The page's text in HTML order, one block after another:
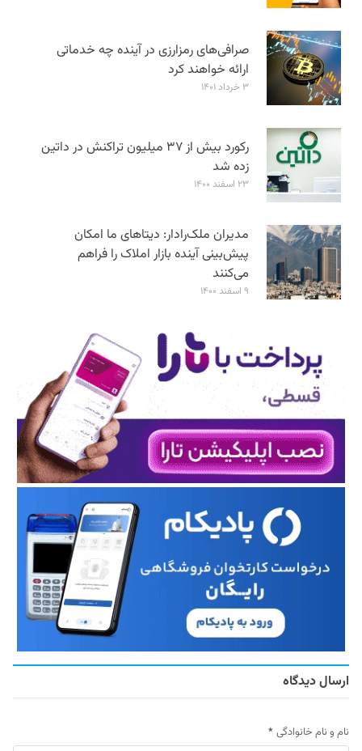
صرافی‌های رمزارزی در آینده چه خدماتی
ارائه خواهند کرد
۳ خرداد ۱۴۰۱
رکورد بیش از ۳۷ میلیون تراکنش در داتین
زده شد
۲۳ اسفند ۱۴۰۰
مدیران ملک‌رادار: دیتاهای ما امکان
پیش‌بینی آینده بازار املاک را فراهم
می‌کنند
۹ اسفند ۱۴۰۰
ارسال دیدگاه
نام و نام خانوادگی *